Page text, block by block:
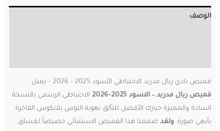
الوصف
قميص نادي ريال مدريد الاحتياطي الأسود 2025 – 2026 – يمثل
قميص ريال مدريد – الاسود 2025-2026
الاحتياطي الرسمي بالنسخة
السادة والمميزة خيارك الأفضل للتألق بهوية اللوس بلانكوس الفاخرة
بأبهى صورة.ولقد صممنا هذا القميص الاستثنائي خصيصاً لعشاق